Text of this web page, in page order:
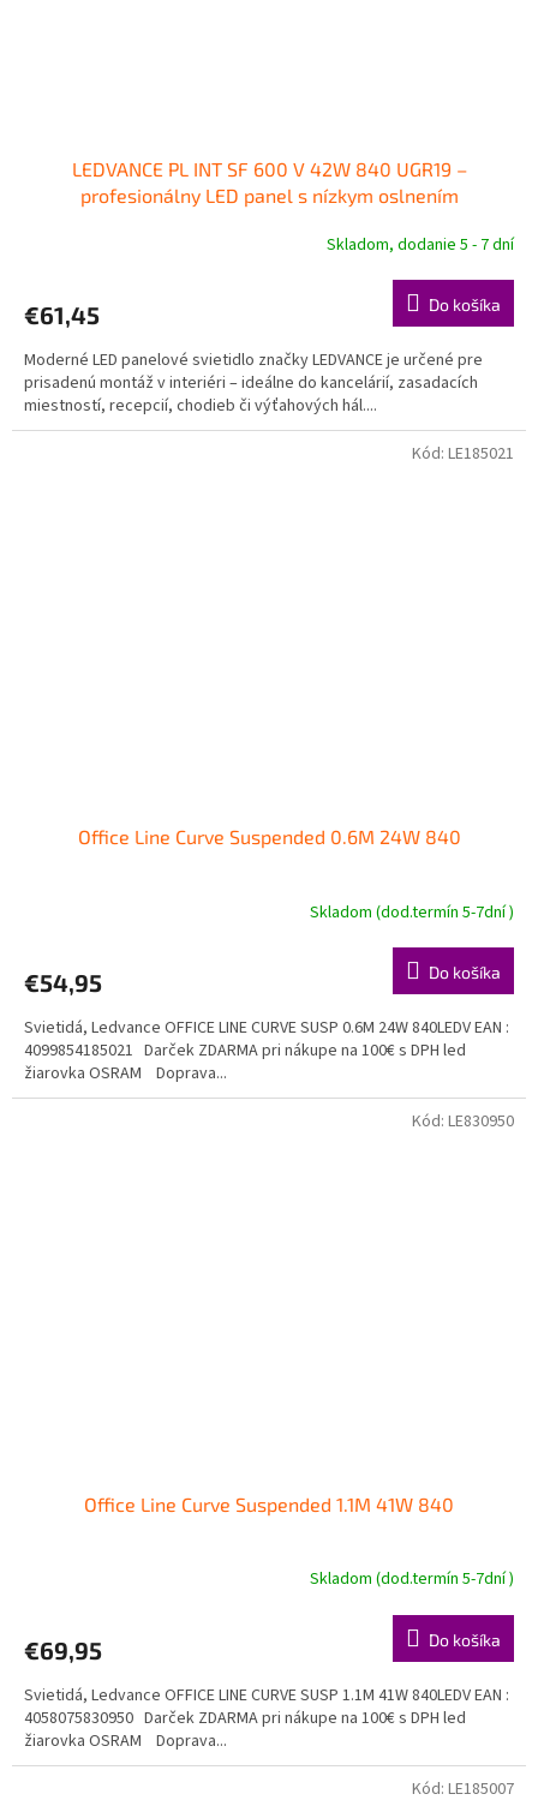
LEDVANCE PL INT SF 600 V 42W 840 UGR19 –
profesionálny LED panel s nízkym oslnením
Skladom, dodanie 5 - 7 dní
€61,45 Do košíka
Moderné LED panelové svietidlo značky LEDVANCE je určené pre
prisadenú montáž v interiéri – ideálne do kancelárií, zasadacích
miestností, recepcií, chodieb či výťahových hál....
Office Line Curve Suspended 0.6M 24W 840
Skladom (dod.termín 5-7dní )
€54,95 Do košíka
Svietidá, Ledvance OFFICE LINE CURVE SUSP 0.6M 24W 840LEDV EAN :
4099854185021 Darček ZDARMA pri nákupe na 100€ s DPH led
žiarovka OSRAM Doprava...
Kód: LE185021
Office Line Curve Suspended 1.1M 41W 840
Skladom (dod.termín 5-7dní )
€69,95 Do košíka
Svietidá, Ledvance OFFICE LINE CURVE SUSP 1.1M 41W 840LEDV EAN :
4058075830950 Darček ZDARMA pri nákupe na 100€ s DPH led
žiarovka OSRAM Doprava...
Kód: LE830950
Kód: LE185007